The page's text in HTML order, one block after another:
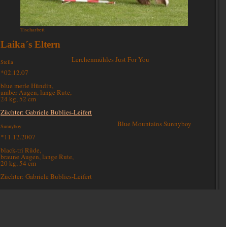
Tischarbeit
Laika´s Eltern
Stella
Lerchenmühles Just For You
*02.12.07
blue merle Hündin,
amber Augen, lange Rute,
24 kg, 52 cm
Züchter: Gabriele Bublies-Leifert
Sunnyboy
Blue Mountains Sunnyboy
*11.12.2007
black-tri Rüde,
braune Augen, lange Rute,
20 kg, 54 cm
Züchter: Gabriele Bublies-Leifert